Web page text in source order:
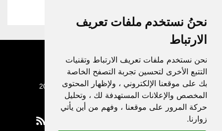
نحنُ نستخدم ملفات تعريف
الارتباط
نحن نستخدم ملفات تعريف الارتباط وتقنيات
التتبع الأخرى لتحسين تجربة التصفح الخاصة
بك على موقعنا الإلكتروني ، ولإظهار المحتوى
المخصص والإعلانات المستهدفة لك ، وتحليل
حركة المرور على موقعنا ، وفهم من أين يأتي
زوارنا.
جميع الحقوق محفوظة لدنيا الوطن © 2003 - 2022